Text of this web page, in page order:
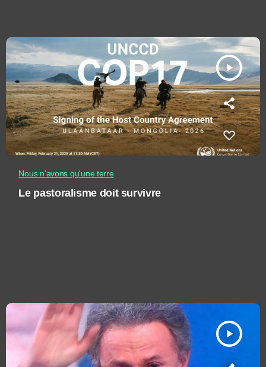
play_arrow
Nous n'avons qu'une terre
Le pastoralisme doit survivre
play_arrow